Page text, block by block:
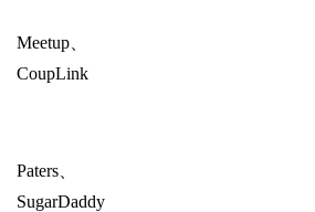
Meetup、
CoupLink
Paters、
SugarDaddy